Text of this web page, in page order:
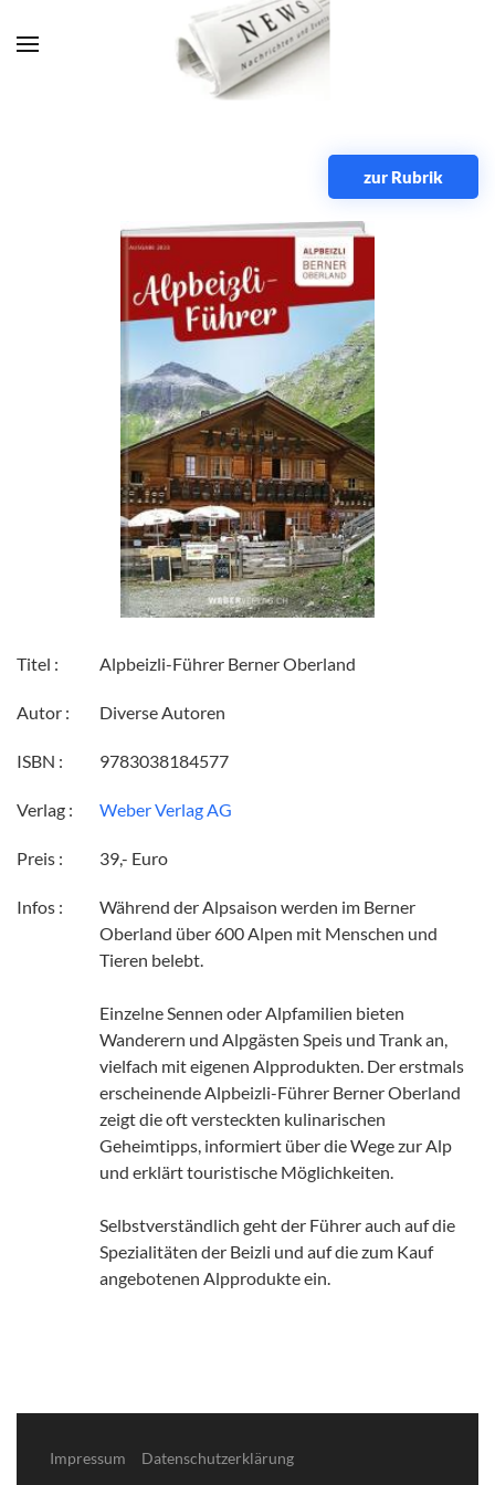
Zum Hauptinhalt springen
zur Rubrik
Titel : Alpbeizli-Führer Berner Oberland
Autor : Diverse Autoren
ISBN : 9783038184577
Verlag : Weber Verlag AG
Preis : 39,- Euro
Infos :
Während der Alpsaison werden im Berner
Oberland über 600 Alpen mit Menschen und
Tieren belebt.
Einzelne Sennen oder Alpfamilien bieten
Wanderern und Alpgästen Speis und Trank an,
vielfach mit eigenen Alpprodukten. Der erstmals
erscheinende Alpbeizli-Führer Berner Oberland
zeigt die oft versteckten kulinarischen
Geheimtipps, informiert über die Wege zur Alp
und erklärt touristische Möglichkeiten.
Selbstverständlich geht der Führer auch auf die
Spezialitäten der Beizli und auf die zum Kauf
angebotenen Alpprodukte ein.
Impressum Datenschutzerklärung